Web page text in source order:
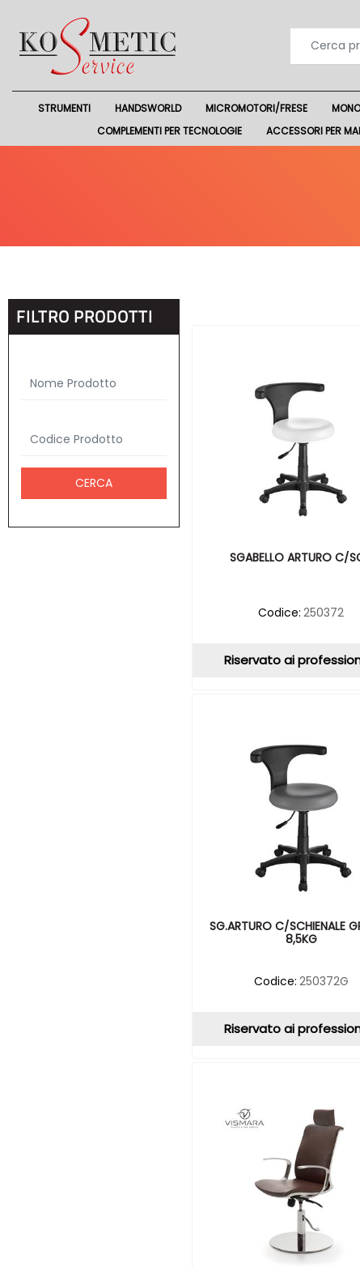
STRUMENTI HANDSWORLD MICROMOTORI/FRESE
COMPLEMENTI PER TECNOLOGIE
ACCESSORI PER
FILTRO PRODOTTI
SGABELLO ARTURO C/
Codice: 250372
Riservato ai
SG.ARTURO C/SCHIENALE
8,5KG
Codice: 250372G
Riservato ai